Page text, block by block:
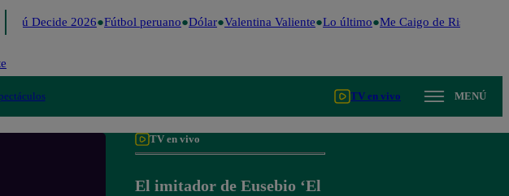
Perú Decide 2026 Fútbol peruano Dólar Valentina Valiente Lo último Me Caigo de Risa
TV en vivo MENÚ
TV en vivo
El imitador de Eusebio ‘El